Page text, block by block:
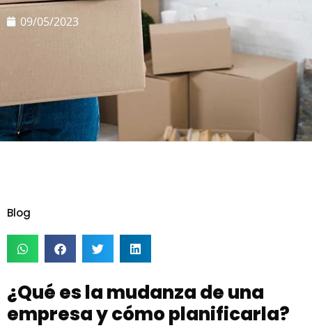
09/05/2023
Blog
¿Qué es la mudanza de una
empresa y cómo planificarla?